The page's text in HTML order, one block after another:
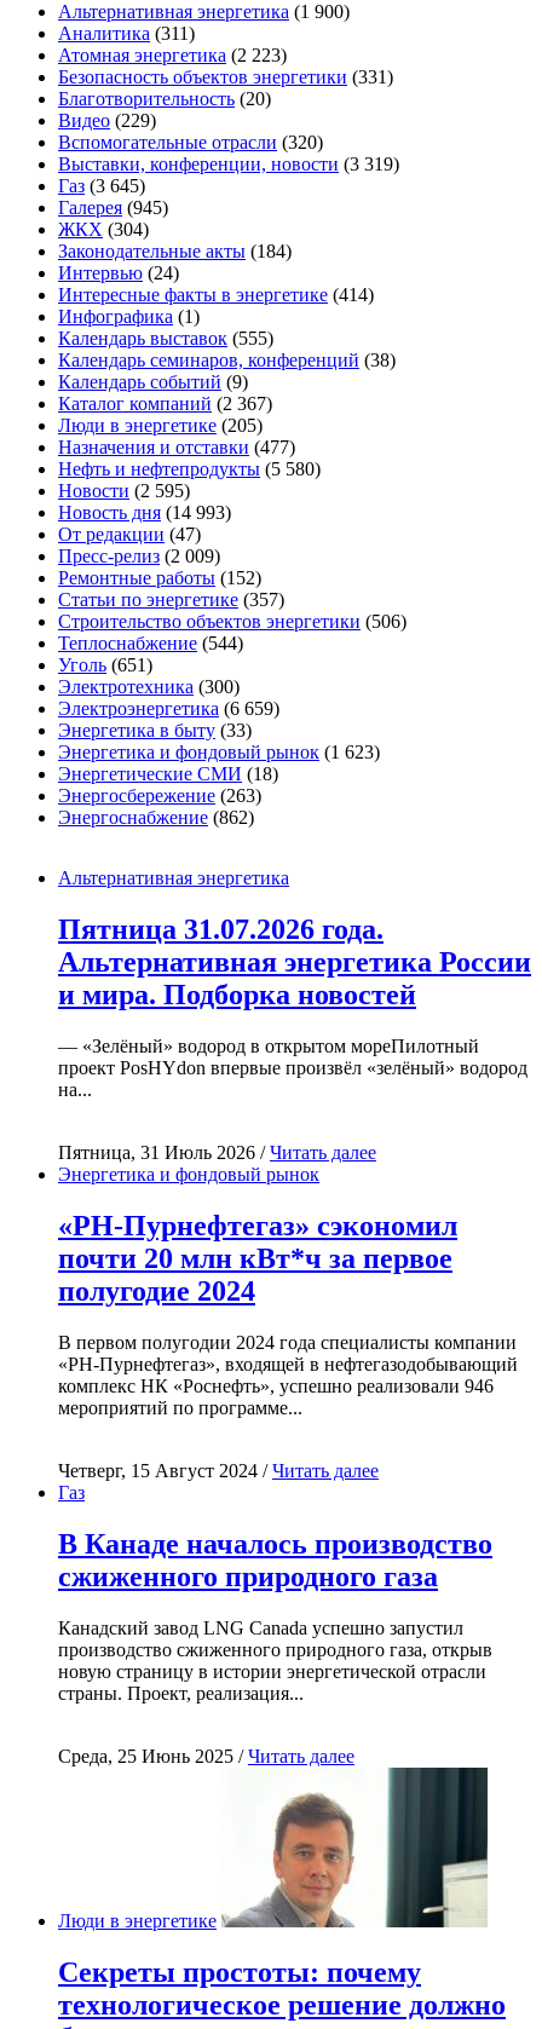
Альтернативная энергетика (1 900)
Аналитика (311)
Атомная энергетика (2 223)
Безопасность объектов энергетики (331)
Благотворительность (20)
Видео (229)
Вспомогательные отрасли (320)
Выставки, конференции, новости (3 319)
Газ (3 645)
Галерея (945)
ЖКХ (304)
Законодательные акты (184)
Интервью (24)
Интересные факты в энергетике (414)
Инфографика (1)
Календарь выставок (555)
Календарь семинаров, конференций (38)
Календарь событий (9)
Каталог компаний (2 367)
Люди в энергетике (205)
Назначения и отставки (477)
Нефть и нефтепродукты (5 580)
Новости (2 595)
Новость дня (14 993)
От редакции (47)
Пресс-релиз (2 009)
Ремонтные работы (152)
Статьи по энергетике (357)
Строительство объектов энергетики (506)
Теплоснабжение (544)
Уголь (651)
Электротехника (300)
Электроэнергетика (6 659)
Энергетика в быту (33)
Энергетика и фондовый рынок (1 623)
Энергетические СМИ (18)
Энергосбережение (263)
Энергоснабжение (862)
Альтернативная энергетика
Пятница 31.07.2026 года.
Альтернативная энергетика России
и мира. Подборка новостей
— «Зелёный» водород в открытом мореПилотный
проект PosHYdon впервые произвёл «зелёный» водород
на...
Пятница, 31 Июль 2026 /Читать далее
Энергетика и фондовый рынок
«РН-Пурнефтегаз» сэкономил
почти 20 млн кВт*ч за первое
полугодие 2024
В первом полугодии 2024 года специалисты компании
«РН-Пурнефтегаз», входящей в нефтегазодобывающий
комплекс НК «Роснефть», успешно реализовали 946
мероприятий по программе...
Четверг, 15 Август 2024 /Читать далее
Газ
В Канаде началось производство
сжиженного природного газа
Канадский завод LNG Canada успешно запустил
производство сжиженного природного газа, открыв
новую страницу в истории энергетической отрасли
страны. Проект, реализация...
Среда, 25 Июнь 2025 /Читать далее
Люди в энергетике
Секреты простоты: почему
технологическое решение должно